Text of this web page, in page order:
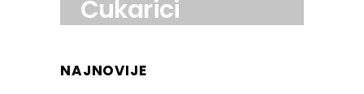
Čukarici
NAJNOVIJE